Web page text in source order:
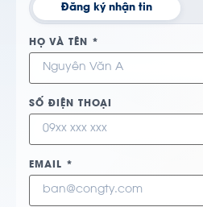
Đăng ký nhận tin
HỌ VÀ TÊN *
SỐ ĐIỆN THOẠI
EMAIL *